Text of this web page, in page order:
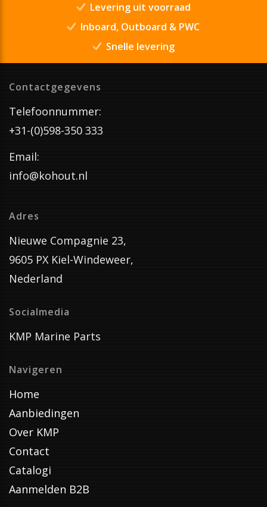
Levering uit voorraad
Inboard, Outboard & PWC
Snelle levering
Contactgegevens
Telefoonnummer:
+31-(0)598-350 333
Email:
info@kohout.nl
Adres
Nieuwe Compagnie 23,
9605 PX Kiel-Windeweer,
Nederland
Socialmedia
KMP Marine Parts
Navigeren
Home
Aanbiedingen
Over KMP
Contact
Catalogi
Aanmelden B2B